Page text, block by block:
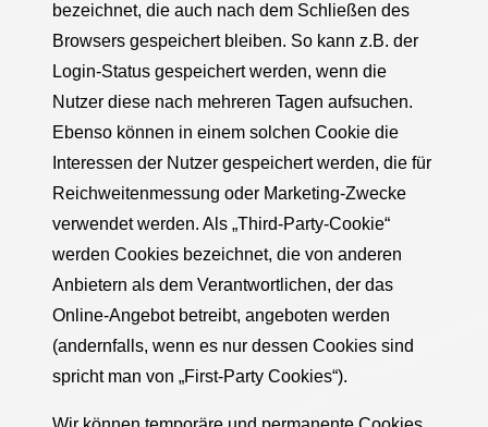
bezeichnet, die auch nach dem Schließen des
Browsers gespeichert bleiben. So kann z.B. der
Login-Status gespeichert werden, wenn die
Nutzer diese nach mehreren Tagen aufsuchen.
Ebenso können in einem solchen Cookie die
Interessen der Nutzer gespeichert werden, die für
Reichweitenmessung oder Marketing-Zwecke
verwendet werden. Als „Third-Party-Cookie“
werden Cookies bezeichnet, die von anderen
Anbietern als dem Verantwortlichen, der das
Online-Angebot betreibt, angeboten werden
(andernfalls, wenn es nur dessen Cookies sind
spricht man von „First-Party Cookies“).